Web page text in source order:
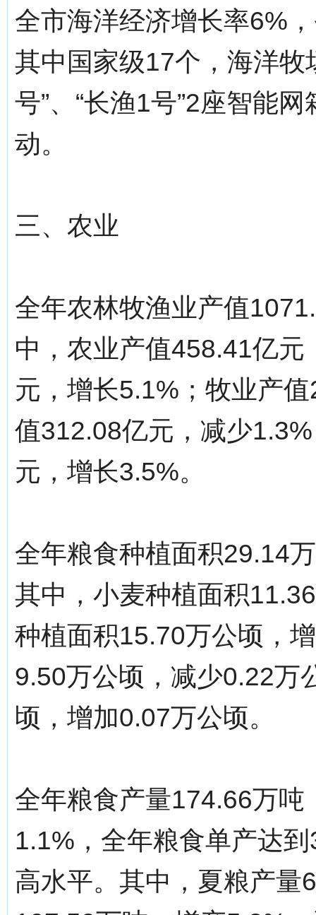
全市海洋经济增长率6%
其中国家级17个，海洋牧
号”、“长渔1号”2座智能
动。
三、农业
全年农林牧渔业产值
中，农业产值458.41亿
元，增长5.1%；牧业产
值312.08亿元，减少
元，增长3.5%。
全年粮食种植面积29.14
其中，小麦种植面积
种植面积15.70万公顷，
9.50万公顷，减少0.22万
顷，增加0.07万公顷。
全年粮食产量174.66万
1.1%，全年粮食单产达
高水平。其中，夏粮产量